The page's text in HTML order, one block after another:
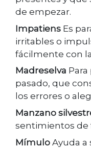
de empezar.
Impatiens Es
irritables o
fácilmente con
Madreselva
pasado, que
los errores o
Manzano
sentimientos de
Mímulo Ayuda a